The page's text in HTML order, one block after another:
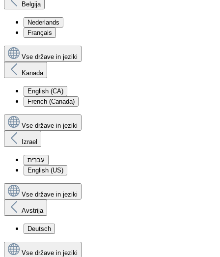
Belgija
Nederlands
Français
Vse države in jeziki
Kanada
English (CA)
French (Canada)
Vse države in jeziki
Izrael
עִברִית
English (US)
Vse države in jeziki
Avstrija
Deutsch
Vse države in jeziki